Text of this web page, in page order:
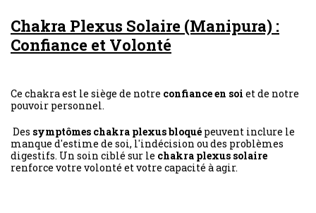
Chakra Plexus Solaire (Manipura) :
Confiance et Volonté
Ce chakra est le siège de notre confiance en soi et de notre
pouvoir personnel.
Des symptômes chakra plexus bloqué peuvent inclure le
manque d'estime de soi, l'indécision ou des problèmes
digestifs. Un soin ciblé sur le chakra plexus solaire
renforce votre volonté et votre capacité à agir.